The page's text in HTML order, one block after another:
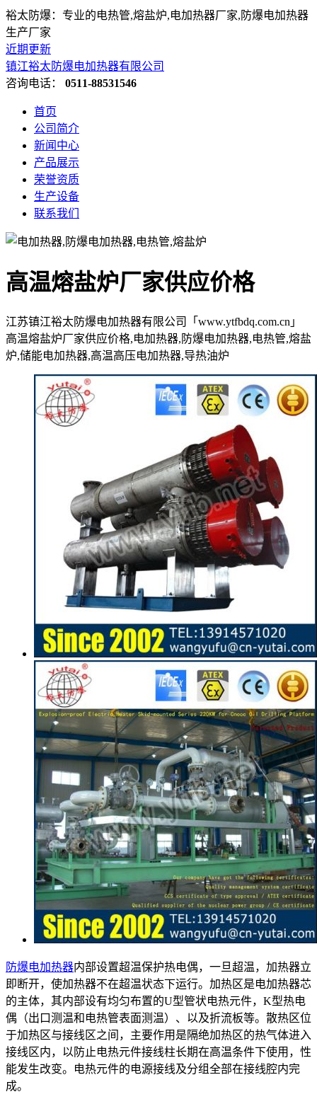
裕太防爆：专业的电热管,熔盐炉,电加热器厂家,防爆电加热器
生产厂家
近期更新
镇江裕太防爆电加热器有限公司
咨询电话： 0511-88531546
首页
公司简介
新闻中心
产品展示
荣誉资质
生产设备
联系我们
高温熔盐炉厂家供应价格
江苏镇江裕太防爆电加热器有限公司「www.ytfbdq.com.cn」
高温熔盐炉厂家供应价格,电加热器,防爆电加热器,电热管,熔盐
炉,储能电加热器,高温高压电加热器,导热油炉
防爆电加热器内部设置超温保护热电偶，一旦超温，加热器立
即断开，使加热器不在超温状态下运行。加热区是电加热器芯
的主体，其内部设有均匀布置的U型管状电热元件，K型热电
偶（出口测温和电热管表面测温）、以及折流板等。散热区位
于加热区与接线区之间，主要作用是隔绝加热区的热气体进入
接线区内，以防止电热元件接线柱长期在高温条件下使用，性
能发生改变。电热元件的电源接线及分组全部在接线腔内完
成。